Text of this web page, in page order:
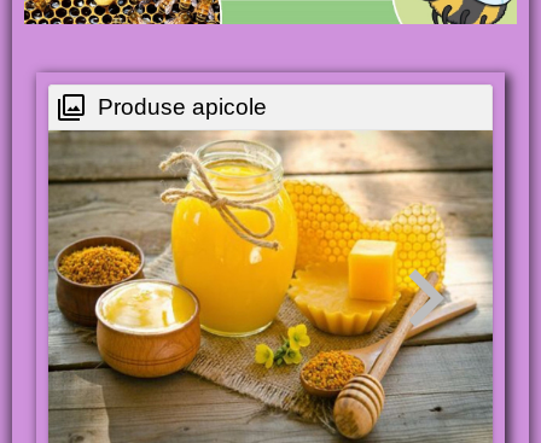
Produse apicole